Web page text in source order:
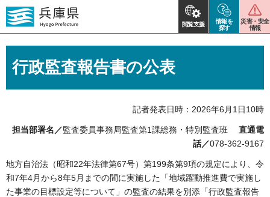
閲覧支援
情報を
探す
災害・安全
情報
行政監査報告書の公表
記者発表日時：2026年6月1日10時
担当部署名／監査委員事務局監査第1課総務・特別監査班 直通電
話／078-362-9167
地方自治法（昭和22年法律第67号）第199条第9項の規定により、令
和7年4月から8年5月までの間に実施した「地域躍動推進費で実施し
た事業の目標設定等について」の監査の結果を別添「行政監査報告